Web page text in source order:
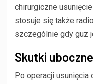
chirurgiczne
stosuje się także
szczególnie gdy guz
Skutki
Po operacji usunięcia